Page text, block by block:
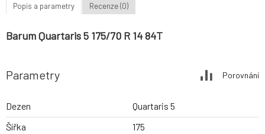
Popis a parametry Recenze (0)
Barum Quartaris 5 175/70 R 14 84T
Parametry Porovnání
Dezen
Quartaris 5
Šířka
175